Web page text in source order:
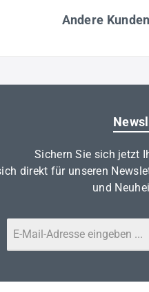
Andere
Sichern Sie sich jetzt
direkt für unseren
und